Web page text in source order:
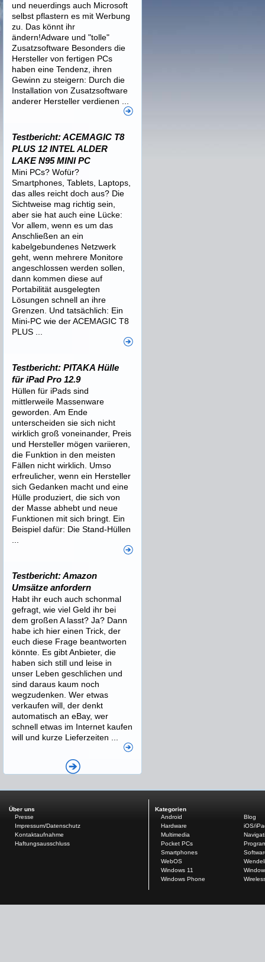
und neuerdings auch Microsoft
selbst pflastern es mit Werbung
zu. Das könnt ihr
ändern!Adware und "tolle"
Zusatzsoftware Besonders die
Hersteller von fertigen PCs
haben eine Tendenz, ihren
Gewinn zu steigern: Durch die
Installation von Zusatzsoftware
anderer Hersteller verdienen ...
Testbericht: ACEMAGIC T8
PLUS 12 INTEL ALDER
LAKE N95 MINI PC
Mini PCs? Wofür?
Smartphones, Tablets, Laptops,
das alles reicht doch aus? Die
Sichtweise mag richtig sein,
aber sie hat auch eine Lücke:
Vor allem, wenn es um das
Anschließen an ein
kabelgebundenes Netzwerk
geht, wenn mehrere Monitore
angeschlossen werden sollen,
dann kommen diese auf
Portabilität ausgelegten
Lösungen schnell an ihre
Grenzen. Und tatsächlich: Ein
Mini-PC wie der ACEMAGIC T8
PLUS ...
Testbericht: PITAKA Hülle
für iPad Pro 12.9
Hüllen für iPads sind
mittlerweile Massenware
geworden. Am Ende
unterscheiden sie sich nicht
wirklich groß voneinander, Preis
und Hersteller mögen variieren,
die Funktion in den meisten
Fällen nicht wirklich. Umso
erfreulicher, wenn ein Hersteller
sich Gedanken macht und eine
Hülle produziert, die sich von
der Masse abhebt und neue
Funktionen mit sich bringt. Ein
Beispiel dafür: Die Stand-Hüllen
Testbericht: Amazon
Umsätze anfordern
Habt ihr euch auch schonmal
gefragt, wie viel Geld ihr bei
dem großen A lasst? Ja? Dann
habe ich hier einen Trick, der
euch diese Frage beantworten
könnte. Es gibt Anbieter, die
haben sich still und leise in
unser Leben geschlichen und
sind daraus kaum noch
wegzudenken. Wer etwas
verkaufen will, der denkt
automatisch an eBay, wer
schnell etwas im Internet kaufen
will und kurze Lieferzeiten ...
Über uns
Presse
Impressum/Datenschutz
Kontaktaufnahme
Haftungsausschluss
Kategorien
Android
Blog
Hardware
iOS/
Multimedia
Pocket PCs
Smartphones
WebOS
Windows 11
Windows Phone